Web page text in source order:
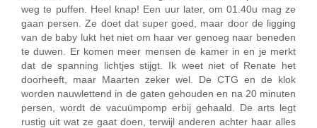
weg te puffen. Heel knap! Een uur later, om 01.40u mag ze
gaan persen. Ze doet dat super goed, maar door de ligging
van de baby lukt het niet om haar ver genoeg naar beneden
te duwen. Er komen meer mensen de kamer in en je merkt
dat de spanning lichtjes stijgt. Ik weet niet of Renate het
doorheeft, maar Maarten zeker wel. De CTG en de klok
worden nauwlettend in de gaten gehouden en na 20 minuten
persen, wordt de vacuümpomp erbij gehaald. De arts legt
rustig uit wat ze gaat doen, terwijl anderen achter haar alles